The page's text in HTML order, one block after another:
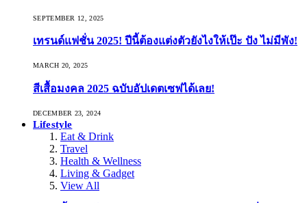
SEPTEMBER 12, 2025
เทรนด์แฟชั่น 2025! ปีนี้ต้องแต่งตัวยังไงให้เป๊ะ ปัง ไม่มีพัง!
MARCH 20, 2025
สีเสื้อมงคล 2025 ฉบับอัปเดตเซฟได้เลย!
DECEMBER 23, 2024
Lifestyle
Eat & Drink
Travel
Health & Wellness
Living & Gadget
View All